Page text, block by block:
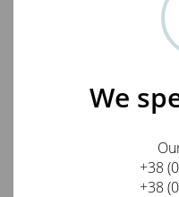
Тест акустического
можно
We
+38
+38